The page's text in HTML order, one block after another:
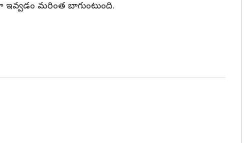
ఇవ్వడం మరింత బాగుంటుంది.